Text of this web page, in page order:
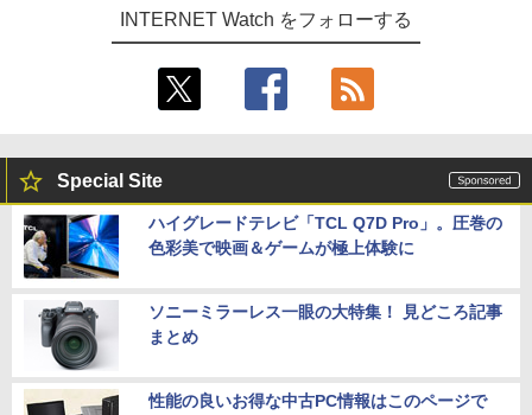
INTERNET Watch をフォローする
Special Site
ハイグレードテレビ「TCL Q7D Pro」。圧巻の
色彩美で映画＆ゲームが極上体験に
ソニーミラーレス一眼の大特集！ 見どころ記事
まとめ
性能の良いお得な中古PC情報はこのページで